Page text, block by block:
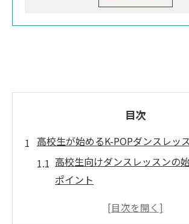
目次
高校生が始めるK-POPダンスレッ
高校生向けダンスレッスンの
ポイント
K-POPダンスレッスン初心者